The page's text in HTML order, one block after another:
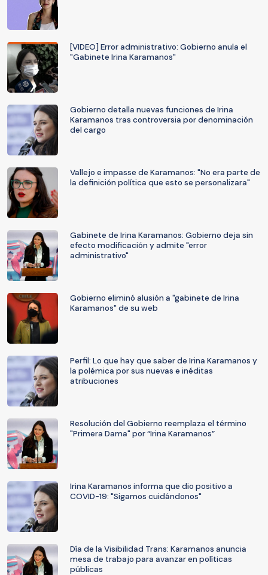
[VIDEO] Error administrativo: Gobierno anula el
"Gabinete Irina Karamanos"
Gobierno detalla nuevas funciones de Irina
Karamanos tras controversia por denominación
del cargo
Vallejo e impasse de Karamanos: "No era parte de
la definición política que esto se personalizara"
Gabinete de Irina Karamanos: Gobierno deja sin
efecto modificación y admite "error
administrativo"
Gobierno eliminó alusión a "gabinete de Irina
Karamanos" de su web
Perfil: Lo que hay que saber de Irina Karamanos y
la polémica por sus nuevas e inéditas
atribuciones
Resolución del Gobierno reemplaza el término
"Primera Dama" por “Irina Karamanos”
Irina Karamanos informa que dio positivo a
COVID-19: "Sigamos cuidándonos"
Día de la Visibilidad Trans: Karamanos anuncia
mesa de trabajo para avanzar en políticas
públicas